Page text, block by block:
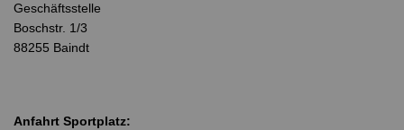
Geschäftsstelle
Boschstr. 1/3
88255 Baindt
Anfahrt Sportplatz: